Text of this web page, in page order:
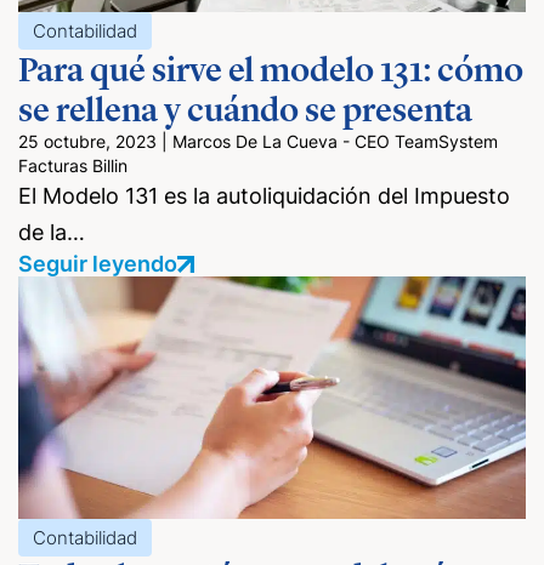
Contabilidad
Para qué sirve el modelo 131: cómo
se rellena y cuándo se presenta
25 octubre, 2023
Marcos De La Cueva - CEO TeamSystem
Facturas Billin
El Modelo 131 es la autoliquidación del Impuesto
de la…
Seguir leyendo
Contabilidad